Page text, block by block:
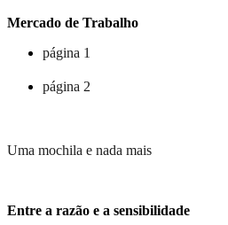
Mercado de Trabalho
página 1
página 2
Uma mochila e nada mais
Entre a razão e a sensibilidade